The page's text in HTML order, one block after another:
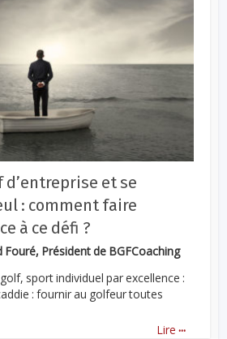
d’entreprise et se
: comment faire
à ce défi ?
Président de BGFCoaching
sport individuel par excellence :
: fournir au golfeur toutes
Lire ...